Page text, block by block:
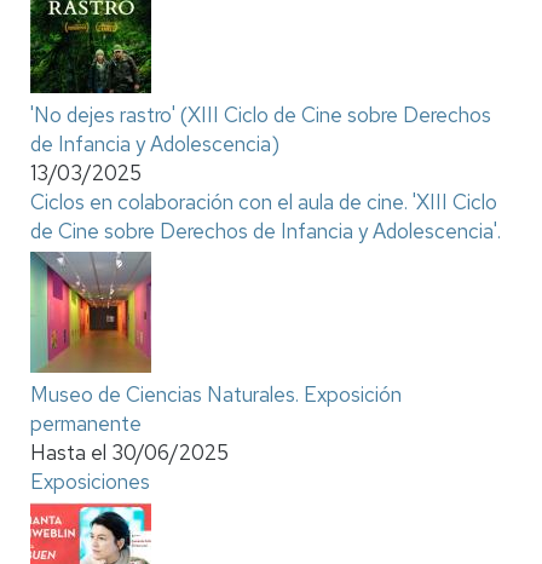
'No dejes rastro' (XIII Ciclo de Cine sobre Derechos
de Infancia y Adolescencia)
13/03/2025
Ciclos en colaboración con el aula de cine. 'XIII Ciclo
de Cine sobre Derechos de Infancia y Adolescencia'.
Museo de Ciencias Naturales. Exposición
permanente
Hasta el 30/06/2025
Exposiciones